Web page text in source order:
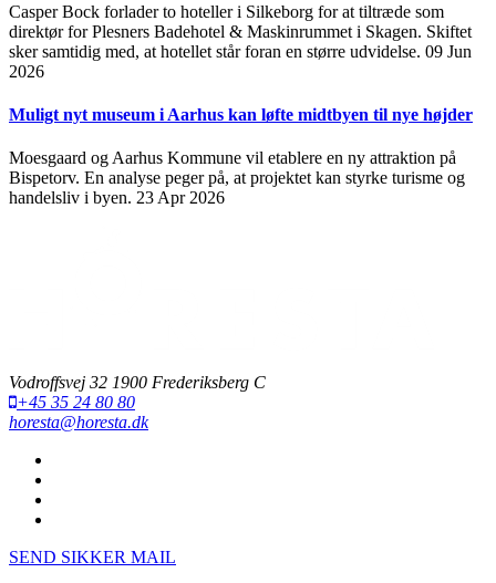
Casper Bock forlader to hoteller i Silkeborg for at tiltræde som
direktør for Plesners Badehotel & Maskinrummet i Skagen. Skiftet
sker samtidig med, at hotellet står foran en større udvidelse. 09 Jun
2026
Muligt nyt museum i Aarhus kan løfte midtbyen til nye højder
Moesgaard og Aarhus Kommune vil etablere en ny attraktion på
Bispetorv. En analyse peger på, at projektet kan styrke turisme og
handelsliv i byen. 23 Apr 2026
Vodroffsvej 32 1900 Frederiksberg C
+45 35 24 80 80
horesta@horesta.dk
SEND SIKKER MAIL